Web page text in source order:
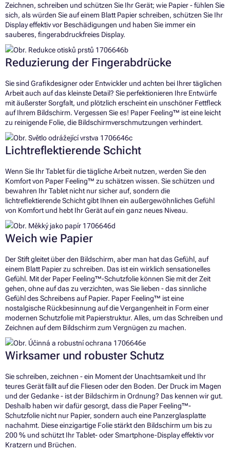
Zeichnen, schreiben und schützen Sie Ihr Gerät; wie Papier - fühlen Sie
sich, als würden Sie auf einem Blatt Papier schreiben, schützen Sie Ihr
Display effektiv vor Beschädigungen und haben Sie immer ein
sauberes, fingerabdruckfreies Display.
Reduzierung der Fingerabdrücke
Sie sind Grafikdesigner oder Entwickler und achten bei Ihrer täglichen
Arbeit auch auf das kleinste Detail? Sie perfektionieren Ihre Entwürfe
mit äußerster Sorgfalt, und plötzlich erscheint ein unschöner Fettfleck
auf Ihrem Bildschirm. Vergessen Sie es! Paper Feeling™ ist eine leicht
zu reinigende Folie, die Bildschirmverschmutzungen verhindert.
Lichtreflektierende Schicht
Wenn Sie Ihr Tablet für die tägliche Arbeit nutzen, werden Sie den
Komfort von Paper Feeling™ zu schätzen wissen. Sie schützen und
bewahren Ihr Tablet nicht nur sicher auf, sondern die
lichtreflektierende Schicht gibt Ihnen ein außergewöhnliches Gefühl
von Komfort und hebt Ihr Gerät auf ein ganz neues Niveau.
Weich wie Papier
Der Stift gleitet über den Bildschirm, aber man hat das Gefühl, auf
einem Blatt Papier zu schreiben. Das ist ein wirklich sensationelles
Gefühl. Mit der Paper Feeling™-Schutzfolie können Sie mit der Zeit
gehen, ohne auf das zu verzichten, was Sie lieben - das sinnliche
Gefühl des Schreibens auf Papier. Paper Feeling™ ist eine
nostalgische Rückbesinnung auf die Vergangenheit in Form einer
modernen Schutzfolie mit Papierstruktur. Alles, um das Schreiben und
Zeichnen auf dem Bildschirm zum Vergnügen zu machen.
Wirksamer und robuster Schutz
Sie schreiben, zeichnen - ein Moment der Unachtsamkeit und Ihr
teures Gerät fällt auf die Fliesen oder den Boden. Der Druck im Magen
und der Gedanke - ist der Bildschirm in Ordnung? Das kennen wir gut.
Deshalb haben wir dafür gesorgt, dass die Paper Feeling™-
Schutzfolie nicht nur Papier, sondern auch eine Panzerglasplatte
nachahmt. Diese einzigartige Folie stärkt den Bildschirm um bis zu
200 % und schützt Ihr Tablet- oder Smartphone-Display effektiv vor
Kratzern und Brüchen.